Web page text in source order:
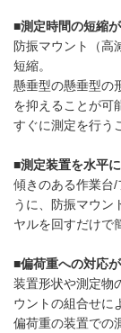
■測定時間の短縮
防振マウント（高
短縮。
懸垂型の懸垂型の
を抑えることが可
すぐに測定を行う
■測定装置を水平
傾きのある作業台
うに、防振マウン
ヤルを回すだけで
■偏荷重への対応
装置形状や測定物
ウントの組合せに
偏荷重の装置での